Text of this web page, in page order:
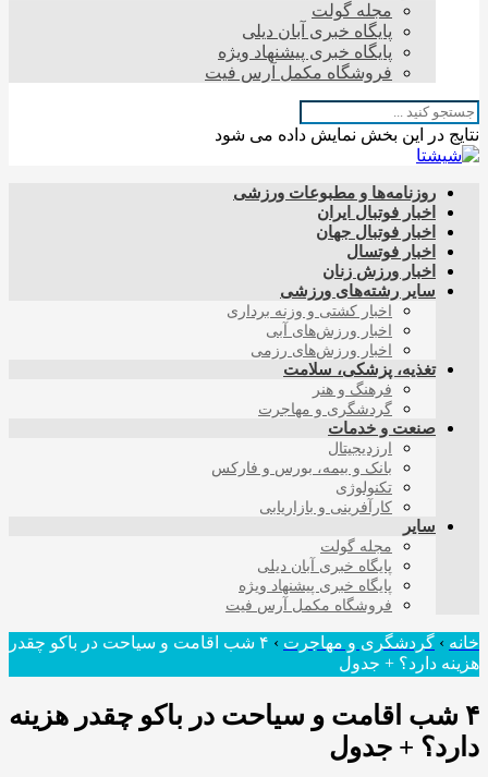
مجله گولت
پایگاه خبری آبان دیلی
پایگاه خبری پیشنهاد ویژه
فروشگاه مکمل آرس فیت
نتایج در این بخش نمایش داده می شود
روزنامه‌ها و مطبوعات ورزشی
اخبار فوتبال ایران
اخبار فوتبال جهان
اخبار فوتسال
اخبار ورزش زنان
سایر رشته‌های ورزشی
اخبار کشتی و وزنه برداری
اخبار ورزش‌های آبی
اخبار ورزش‌های رزمی
تغذیه، پزشکی، سلامت
فرهنگ و هنر
گردشگری و مهاجرت
صنعت و خدمات
ارزدیجیتال
بانک و بیمه، بورس و فارکس
تکنولوژی
کارآفرینی و بازاریابی
سایر
مجله گولت
پایگاه خبری آبان دیلی
پایگاه خبری پیشنهاد ویژه
فروشگاه مکمل آرس فیت
خانه › گردشگری و مهاجرت ›
۴ شب اقامت و سیاحت در باکو چقدر
هزینه دارد؟ + جدول
۴ شب اقامت و سیاحت در باکو چقدر هزینه
دارد؟ + جدول